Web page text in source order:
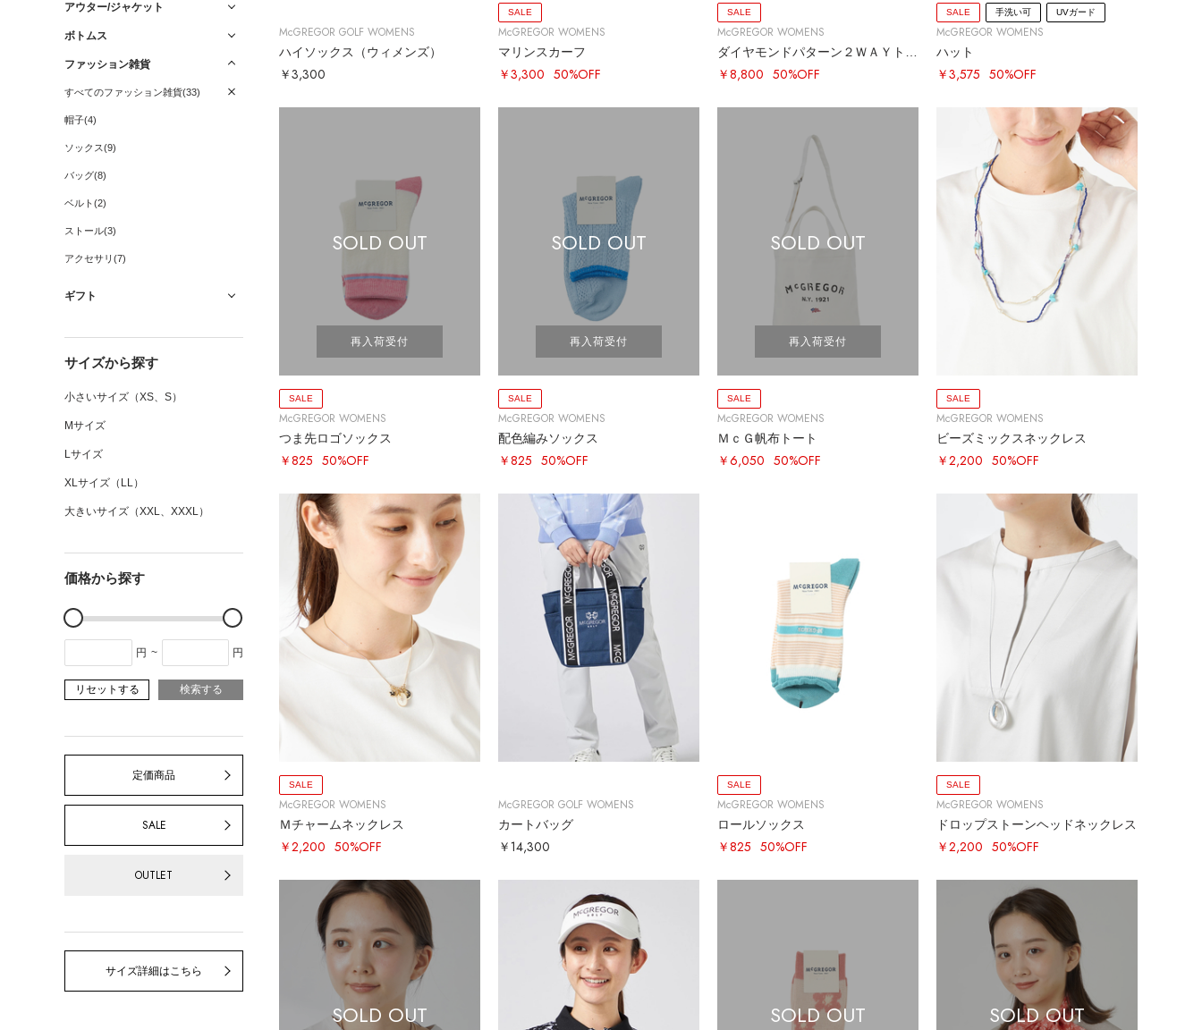
アウター/ジャケット
ボトムス
ファッション雑貨
すべてのファッション雑貨(33)
帽子(4)
ソックス(9)
バッグ(8)
ベルト(2)
ストール(3)
アクセサリ(7)
ギフト
サイズから探す
小さいサイズ（XS、S）
Mサイズ
Lサイズ
XLサイズ（LL）
大きいサイズ（XXL、XXXL）
価格から探す
円 ~ 円
リセットする 検索する
定価商品
SALE
OUTLET
サイズ詳細はこちら
McGREGOR GOLF WOMENS
ハイソックス（ウィメンズ）
￥3,300
SALE
McGREGOR WOMENS
マリンスカーフ
￥3,300 50%OFF
SALE
McGREGOR WOMENS
￥8,800 50%OFF
SALE 手洗い可 UVガード
McGREGOR WOMENS
ハット
￥3,575 50%OFF
SOLD OUT
再入荷受付
SALE
McGREGOR WOMENS
つま先ロゴソックス
￥825 50%OFF
SOLD OUT
再入荷受付
SALE
McGREGOR WOMENS
配色編みソックス
￥825 50%OFF
SOLD OUT
再入荷受付
SALE
McGREGOR WOMENS
ＭｃＧ帆布トート
￥6,050 50%OFF
SALE
McGREGOR WOMENS
ビーズミックスネックレス
￥2,200 50%OFF
SALE
McGREGOR WOMENS
Ｍチャームネックレス
￥2,200 50%OFF
McGREGOR GOLF WOMENS
カートバッグ
￥14,300
SALE
McGREGOR WOMENS
ロールソックス
￥825 50%OFF
SALE
McGREGOR WOMENS
ドロップストーンヘッドネックレス
￥2,200 50%OFF
SOLD OUT SOLD OUT SOLD OUT